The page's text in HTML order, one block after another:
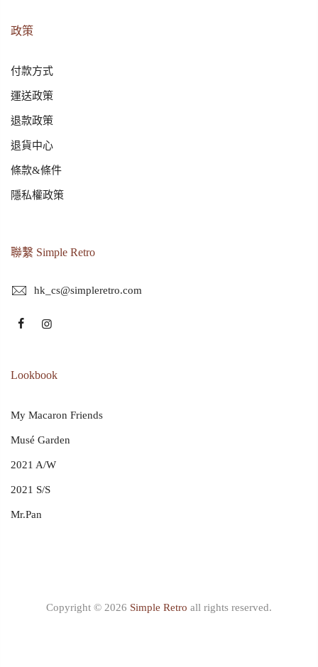
政策
付款方式
運送政策
退款政策
退貨中心
條款&條件
隱私權政策
聯繫 Simple Retro
hk_cs@simpleretro.com
Lookbook
My Macaron Friends
Musé Garden
2021 A/W
2021 S/S
Mr.Pan
Copyright © 2026 Simple Retro all rights reserved.